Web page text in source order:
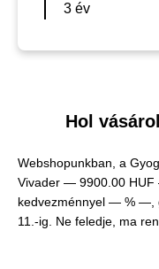
3 év
Hol
Webshopunkban, a
Vivader — 9900.00
kedvezménnyel — % —,
11.-ig. Ne feledje, ma